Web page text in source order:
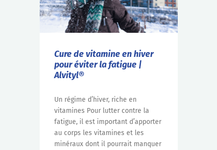
Cure de vitamine en hiver
pour éviter la fatigue |
Alvityl®
Un régime d’hiver, riche en
vitamines Pour lutter contre la
fatigue, il est important d’apporter
au corps les vitamines et les
minéraux dont il pourrait manquer